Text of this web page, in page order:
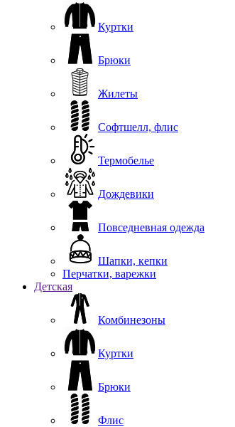
Куртки
Брюки
Жилеты
Софтшелл, флис
Термобелье
Дождевики
Повседневная одежда
Шапки, кепки
Перчатки, варежки
Детская
Комбинезоны
Куртки
Брюки
Флис